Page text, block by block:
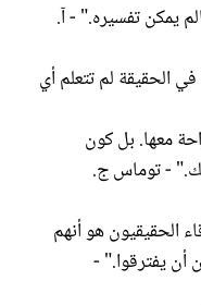
يمكن تفسيره." - آ.
الحقيقة لم تتعلم أي
معها. بل كون
- توماس ج.
الحقيقيون هو أنهم
يفترقوا." -